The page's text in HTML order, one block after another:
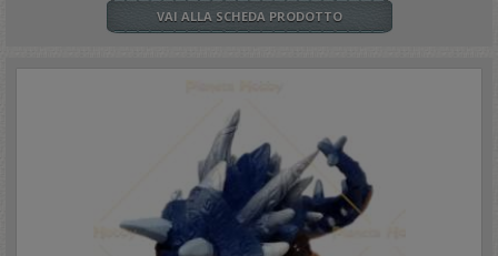
VAI ALLA SCHEDA PRODOTTO